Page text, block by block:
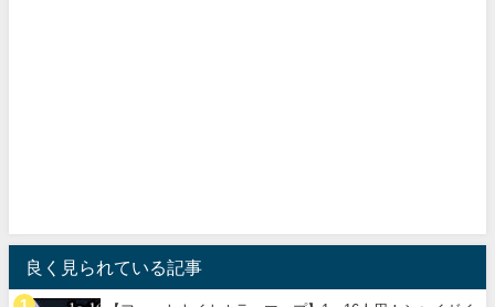
良く見られている記事